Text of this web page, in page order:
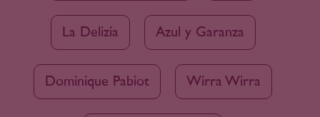
La Delizia Azul y Garanza
Dominique Pabiot Wirra Wirra